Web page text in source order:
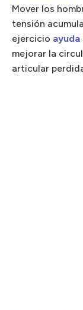
Mover los
tensión
ejercicio
mejorar la
articular